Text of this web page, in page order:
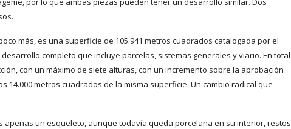
más, es una superficie de 105.941 metros cuadrados catalogada por el
completo que incluye parcelas, sistemas generales y viario. En total
con un máximo de siete alturas, con un incremento sobre la aprobación
14.000 metros cuadrados de la misma superficie. Un cambio radical que
apenas un esqueleto, aunque todavía queda porcelana en su interior, restos